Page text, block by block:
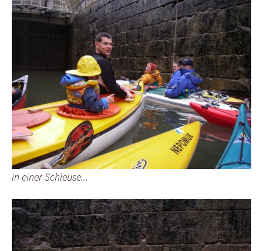
in einer Schleuse...